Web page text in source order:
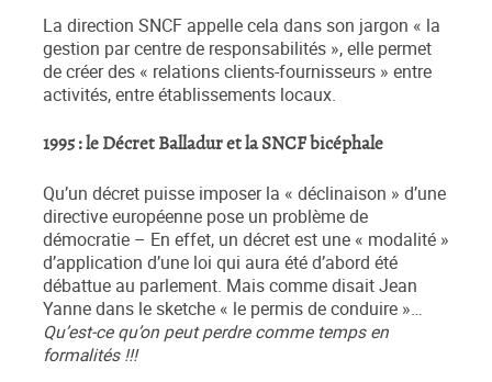
La direction SNCF appelle cela dans son jargon « la
gestion par centre de responsabilités », elle permet
de créer des « relations clients-fournisseurs » entre
activités, entre établissements locaux.
1995 : le Décret Balladur et la SNCF bicéphale
Qu’un décret puisse imposer la « déclinaison » d’une
directive européenne pose un problème de
démocratie – En effet, un décret est une « modalité »
d’application d’une loi qui aura été d’abord été
débattue au parlement. Mais comme disait Jean
Yanne dans le sketche « le permis de conduire »…
Qu’est-ce qu’on peut perdre comme temps en
formalités !!!